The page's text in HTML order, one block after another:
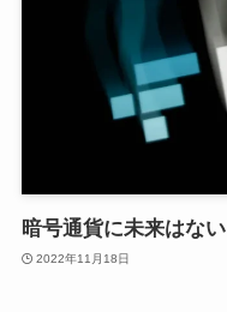
暗号通貨に未来はない
2022年11月18日